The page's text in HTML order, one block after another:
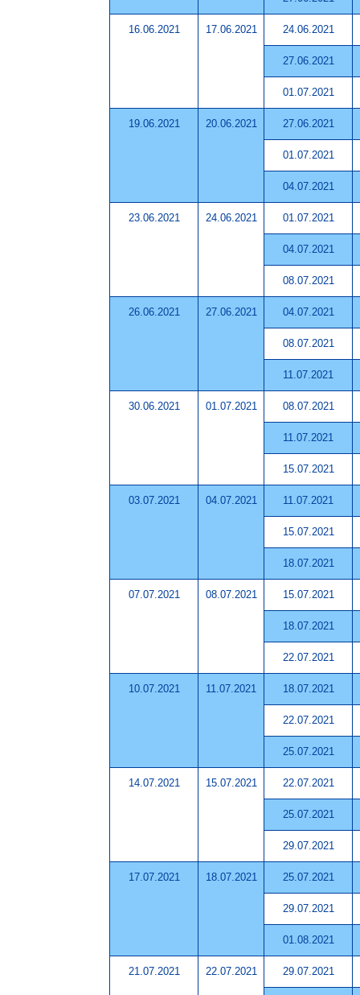
16.06.2021 17.06.2021 24.06.2021
27.06.2021
01.07.2021
19.06.2021 20.06.2021 27.06.2021
01.07.2021
04.07.2021
23.06.2021 24.06.2021 01.07.2021
04.07.2021
08.07.2021
26.06.2021 27.06.2021 04.07.2021
08.07.2021
11.07.2021
30.06.2021 01.07.2021 08.07.2021
11.07.2021
15.07.2021
03.07.2021 04.07.2021 11.07.2021
15.07.2021
18.07.2021
07.07.2021 08.07.2021 15.07.2021
18.07.2021
22.07.2021
10.07.2021 11.07.2021 18.07.2021
22.07.2021
25.07.2021
14.07.2021 15.07.2021 22.07.2021
25.07.2021
29.07.2021
17.07.2021 18.07.2021 25.07.2021
29.07.2021
01.08.2021
21.07.2021 22.07.2021 29.07.2021